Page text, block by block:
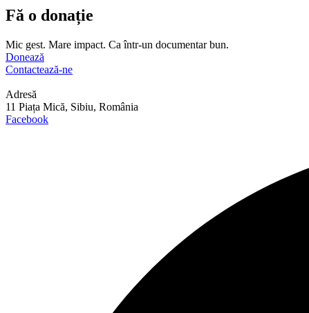
Fă o donație
Mic gest. Mare impact. Ca într-un documentar bun.
Donează
Contactează-ne
Adresă
11 Piața Mică, Sibiu, România
Facebook